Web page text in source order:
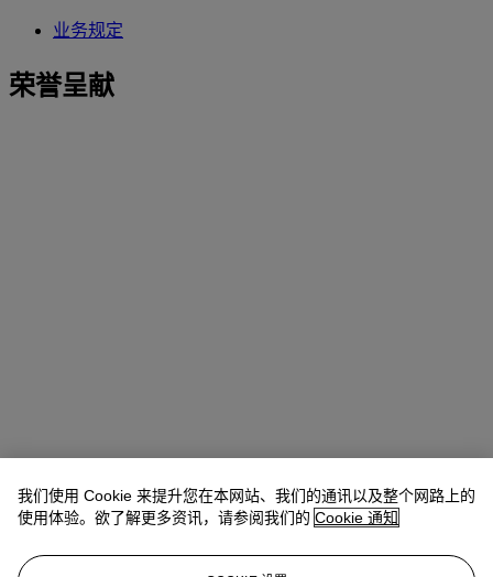
业务规定
荣誉呈献
我们使用 Cookie 来提升您在本网站、我们的通讯以及整个网路上的
使用体验。欲了解更多资讯，请参阅我们的 Cookie 通知